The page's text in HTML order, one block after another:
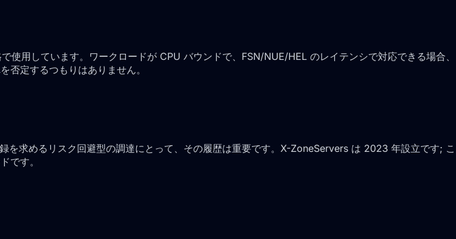
用しています。ワークロードが CPU バウンドで、FSN/NUE/HEL のレイテンシで対応できる場合、
否定するつもりはありません。
求めるリスク回避型の調達にとって、その履歴は重要です。X-ZoneServers は 2023 年設立です; こ
です。